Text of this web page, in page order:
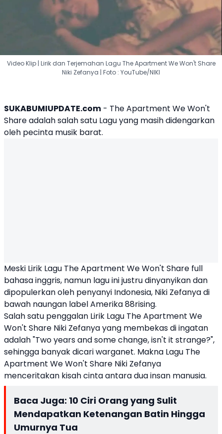
Video Klip | Lirik dan Terjemahan Lagu The Apartment We Won't Share
Niki Zefanya | Foto : YouTube/NIKI
SUKABUMIUPDATE.com - The Apartment We Won't
Shareadalah salah satu Lagu yang masih didengarkan
oleh pecinta musik barat.
Meski Lirik Lagu The Apartment We Won't Share full
bahasa inggris, namun lagu ini justru dinyanyikan dan
dipopulerkan oleh penyanyi Indonesia, Niki Zefanya di
bawah naungan label Amerika 88rising.
Salah satu penggalan Lirik Lagu The Apartment We
Won't Share Niki Zefanyayang membekas di ingatan
adalah "Two years and some change, isn't it strange?",
sehingga banyak dicari warganet. Makna Lagu The
Apartment We Won't Share Niki Zefanya
menceritakan kisah cinta antara dua insan manusia.
Baca Juga: 10 Ciri Orang yang Sulit
Mendapatkan Ketenangan Batin Hingga
Umurnya Tua